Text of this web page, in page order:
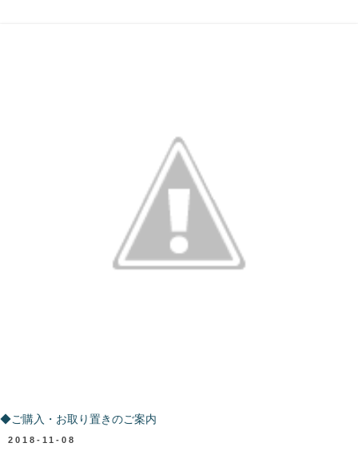
◆ご購入・お取り置きのご案内
2018-11-08